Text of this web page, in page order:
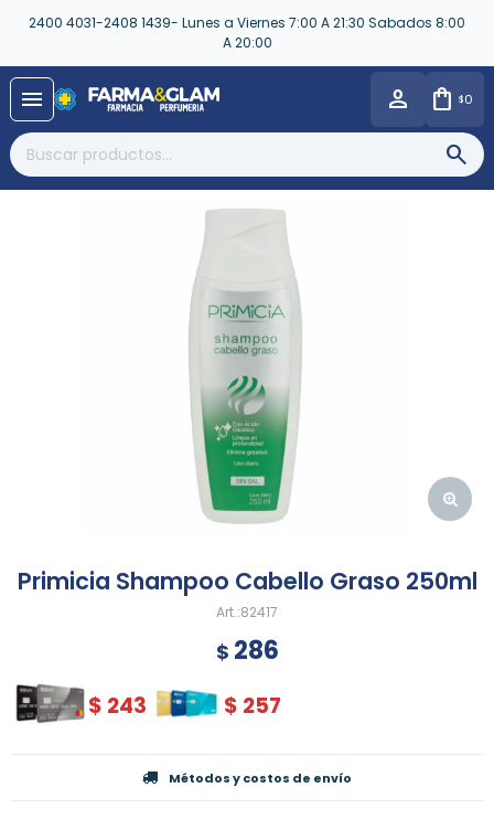
2400 4031-2408 1439- Lunes a Viernes 7:00 A 21:30 Sabados 8:00
A 20:00
menu $0
Primicia Shampoo Cabello Graso 250ml
82417
$ 286
$ 243 $ 257
Métodos y costos de envío